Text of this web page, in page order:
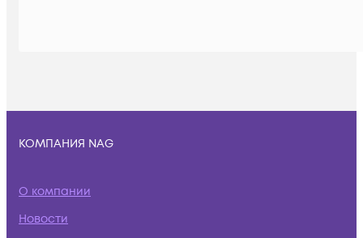
КОМПАНИЯ NAG
О компании
Новости